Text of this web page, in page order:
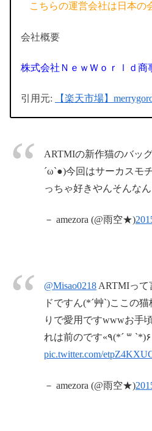
こちらの運営会社は日本の
会社概要
株式会社ＮｅｗＷｏｒｌｄ商
引用元: 【楽天市場】
ARTMIの新作猫のバッ
´ω`●)今回はサーカスモ
っちゃ好きやんそんなん
－ amezora (@雨空★)
@Misao0218 ARTMIって
ドですん(*´艸`)ここの
りで愛用ですwwwお手
れは前のです«٩(*´ ꒳ `*)۶
pic.twitter.com/
－ amezora (@雨空★)